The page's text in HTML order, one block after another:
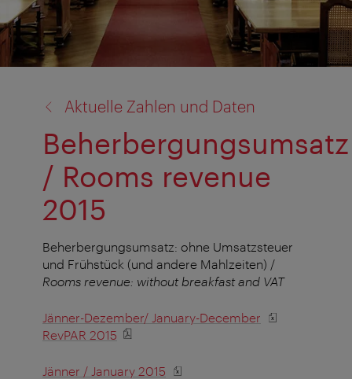
Aktuelle Zahlen und Daten
Beherbergungsumsatz
/ Rooms revenue
2015
Beherbergungsumsatz: ohne Umsatzsteuer
und Frühstück (und andere Mahlzeiten) /
Rooms revenue: without breakfast and VAT
Jänner-Dezember/ January-December
RevPAR 2015
Jänner / January 2015